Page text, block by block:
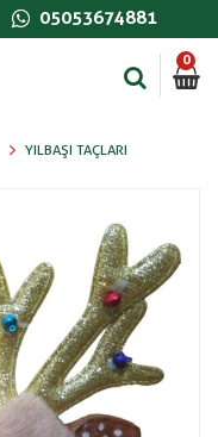
05053674881
0
YILBAŞI TAÇLARI